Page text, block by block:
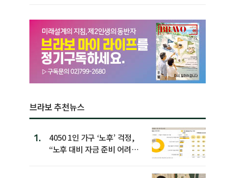
브라보 추천뉴스
1.
4050 1인 가구 ‘노후’ 걱정,
“노후 대비 자금 준비 어려